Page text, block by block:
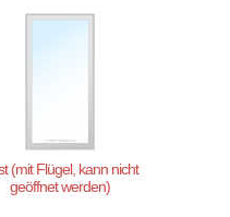
(mit Flügel, kann nicht
geöffnet werden)